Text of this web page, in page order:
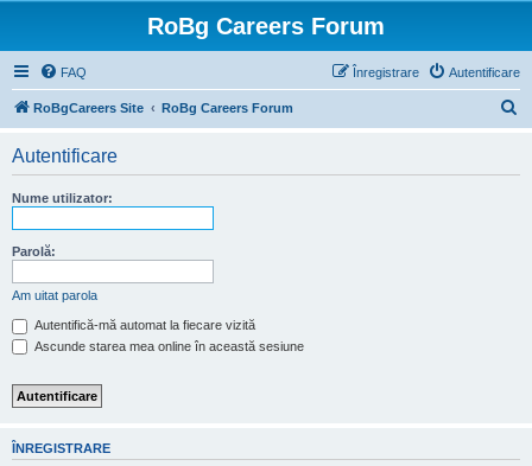
RoBg Careers Forum
FAQ Autentificare
Înregistrare
RoBgCareers Site RoBg Careers Forum
Autentificare
Nume utilizator:
Parolă:
Am uitat parola
Autentifică-mă automat la fiecare vizită
Ascunde starea mea online în această sesiune
ÎNREGISTRARE